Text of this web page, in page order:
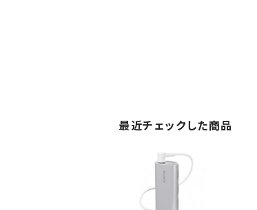
最近チェックした商品